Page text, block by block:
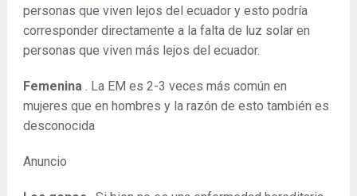
personas que viven lejos del ecuador y esto podría
corresponder directamente a la falta de luz solar en
personas que viven más lejos del ecuador.
Femenina. La EM es 2-3 veces más común en
mujeres que en hombres y la razón de esto también es
desconocida
Anuncio